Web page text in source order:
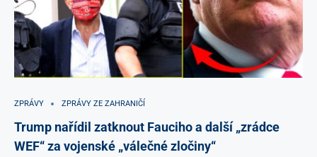
ZPRÁVY ZPRÁVY ZE ZAHRANIČÍ
Trump nařídil zatknout Fauciho a další „zrádce
WEF“ za vojenské „válečné zločiny“